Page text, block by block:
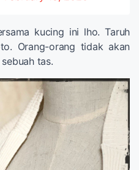
kucing ini lho. Taruh
Orang-orang tidak akan
tas.